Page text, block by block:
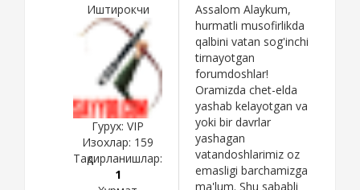
Иштирокчи
Гурух: VIP
Изохлар: 159
Тақдирланишлар:
1
Assalom Alaykum,
hurmatli musofirlikda
qalbini vatan sog'inchi
tirnayotgan
forumdoshlar!
Oramizda chet-elda
yashab kelayotgan va
yoki bir davrlar
yashagan
vatandoshlarimiz oz
emasligi barchamizga
ma'lum. Shu sababli